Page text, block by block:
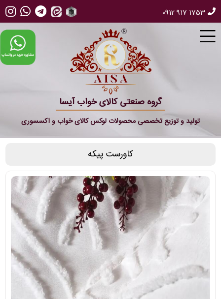
0912 917 1753
گروه صنعتی کالای خواب آیسا
تولید و توزیع تخصصی محصولات لوکس کالای خواب و اکسسوری
کاورست پیکه